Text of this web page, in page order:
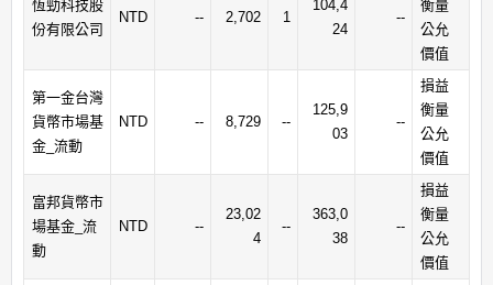
恆勁科技股
份有限公司
NTD -- 2,702 1
104,4
24
--
衡量
公允
價值
第一金台灣
貨幣市場基
金_流動
NTD -- 8,729 --
125,9
03
--
損益
衡量
公允
價值
富邦貨幣市
場基金_流
動
NTD --
23,02
4
--
363,0
38
--
損益
衡量
公允
價值